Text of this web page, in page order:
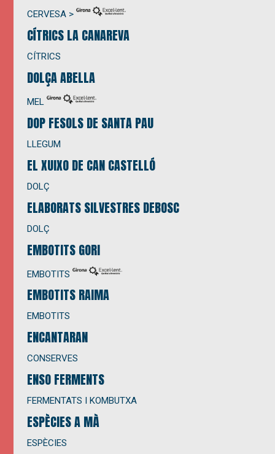
CERVESA >
CÍTRICS LA CANAREVA
CÍTRICS
DOLÇA ABELLA
MEL
DOP FESOLS DE SANTA PAU
LLEGUM
EL XUIXO DE CAN CASTELLÓ
DOLÇ
ELABORATS SILVESTRES DEBOSC
DOLÇ
EMBOTITS GORI
EMBOTITS
EMBOTITS RAIMA
EMBOTITS
ENCANTARAN
CONSERVES
ENSO FERMENTS
FERMENTATS I KOMBUTXA
ESPÈCIES A MÀ
ESPÈCIES